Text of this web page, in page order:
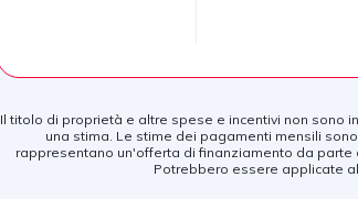
Il titolo di proprietà e altre spese e incentivi non sono
una stima. Le stime dei pagamenti mensili
rappresentano un'offerta di finanziamento da parte
Potrebbero essere applicate